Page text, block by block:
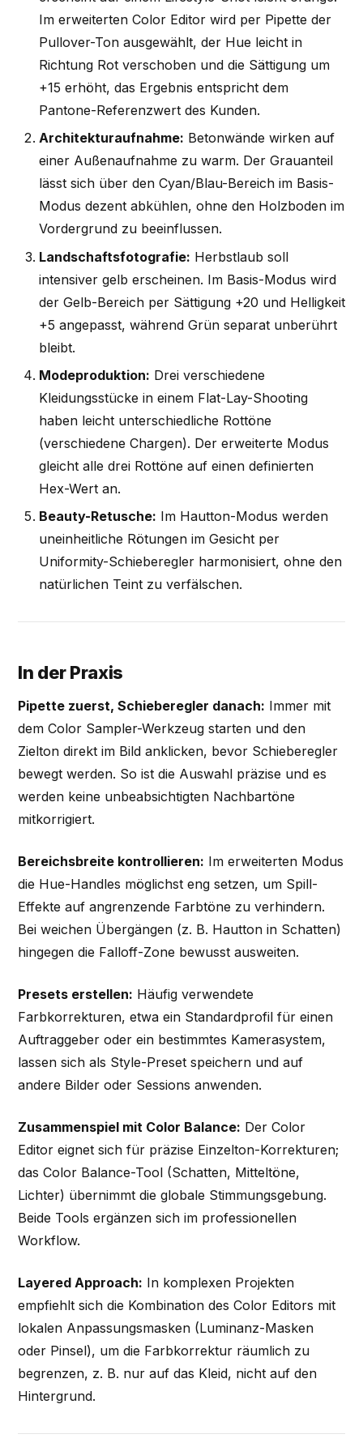
Im erweiterten Color Editor wird per Pipette der
Pullover-Ton ausgewählt, der Hue leicht in
Richtung Rot verschoben und die Sättigung um
+15 erhöht, das Ergebnis entspricht dem
Pantone-Referenzwert des Kunden.
Architekturaufnahme: Betonwände wirken auf
einer Außenaufnahme zu warm. Der Grauanteil
lässt sich über den Cyan/Blau-Bereich im Basis-
Modus dezent abkühlen, ohne den Holzboden im
Vordergrund zu beeinflussen.
Landschaftsfotografie: Herbstlaub soll
intensiver gelb erscheinen. Im Basis-Modus wird
der Gelb-Bereich per Sättigung +20 und Helligkeit
+5 angepasst, während Grün separat unberührt
bleibt.
Modeproduktion: Drei verschiedene
Kleidungsstücke in einem Flat-Lay-Shooting
haben leicht unterschiedliche Rottöne
(verschiedene Chargen). Der erweiterte Modus
gleicht alle drei Rottöne auf einen definierten
Hex-Wert an.
Beauty-Retusche: Im Hautton-Modus werden
uneinheitliche Rötungen im Gesicht per
Uniformity-Schieberegler harmonisiert, ohne den
natürlichen Teint zu verfälschen.
In der Praxis
Pipette zuerst, Schieberegler danach: Immer mit
dem Color Sampler-Werkzeug starten und den
Zielton direkt im Bild anklicken, bevor Schieberegler
bewegt werden. So ist die Auswahl präzise und es
werden keine unbeabsichtigten Nachbartöne
mitkorrigiert.
Bereichsbreite kontrollieren: Im erweiterten Modus
die Hue-Handles möglichst eng setzen, um Spill-
Effekte auf angrenzende Farbtöne zu verhindern.
Bei weichen Übergängen (z. B. Hautton in Schatten)
hingegen die Falloff-Zone bewusst ausweiten.
Presets erstellen: Häufig verwendete
Farbkorrekturen, etwa ein Standardprofil für einen
Auftraggeber oder ein bestimmtes Kamerasystem,
lassen sich als Style-Preset speichern und auf
andere Bilder oder Sessions anwenden.
Zusammenspiel mit Color Balance: Der Color
Editor eignet sich für präzise Einzelton-Korrekturen;
das Color Balance-Tool (Schatten, Mitteltöne,
Lichter) übernimmt die globale Stimmungsgebung.
Beide Tools ergänzen sich im professionellen
Workflow.
Layered Approach: In komplexen Projekten
empfiehlt sich die Kombination des Color Editors mit
lokalen Anpassungsmasken (Luminanz-Masken
oder Pinsel), um die Farbkorrektur räumlich zu
begrenzen, z. B. nur auf das Kleid, nicht auf den
Hintergrund.